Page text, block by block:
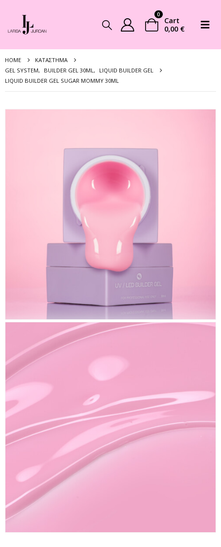
0
Cart
0,00 €
HOME
ΚΑΤΆΣΤΗΜΑ
GEL SYSTEM, BUILDER GEL 30ML,
LIQUID BUILDER GEL
LIQUID BUILDER GEL SUGAR MOMMY 30ML